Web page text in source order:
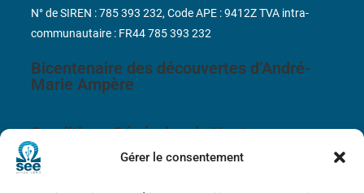
Gérer le consentement
Bicentenaire des découvertes d’André-
Marie Ampère
Conditions Générales de Vente
N° de SIREN : 785 393 232, Code APE : 9412Z TVA intra-
communautaire : FR44 785 393 232